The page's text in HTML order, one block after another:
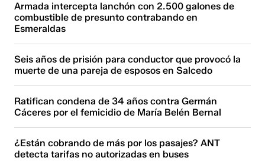
Armada intercepta lanchón con 2.500 galones de
combustible de presunto contrabando en
Esmeraldas
Seis años de prisión para conductor que provocó la
muerte de una pareja de esposos en Salcedo
Ratifican condena de 34 años contra Germán
Cáceres por el femicidio de María Belén Bernal
¿Están cobrando de más por los pasajes? ANT
detecta tarifas no autorizadas en buses